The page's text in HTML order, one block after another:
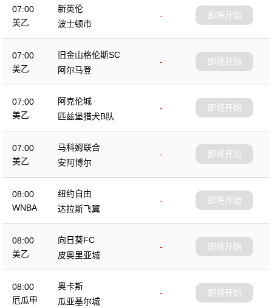
07:00
美乙
新英伦
-
波士顿市
即将开始
07:00
美乙
旧金山格伦斯SC
-
阿尔马登
即将开始
07:00
美乙
阿克伦城
-
匹兹堡猎犬B队
即将开始
07:00
美乙
马科姆联合
-
安阿博尔
即将开始
08:00
WNBA
纽约自由
-
达拉斯飞翼
即将开始
08:00
美乙
向日葵FC
-
皮奥里亚城
即将开始
08:00
厄瓜甲
奥卡斯
-
瓜亚基尔城
即将开始